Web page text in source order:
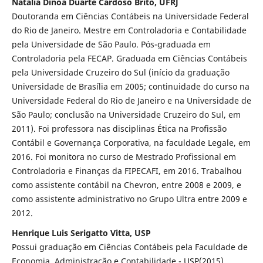
Doutoranda em Ciências Contábeis na Universidade Federal
do Rio de Janeiro. Mestre em Controladoria e Contabilidade
pela Universidade de São Paulo. Pós-graduada em
Controladoria pela FECAP. Graduada em Ciências Contábeis
pela Universidade Cruzeiro do Sul (início da graduação
Universidade de Brasília em 2005; continuidade do curso na
Universidade Federal do Rio de Janeiro e na Universidade de
São Paulo; conclusão na Universidade Cruzeiro do Sul, em
2011). Foi professora nas disciplinas Ética na Profissão
Contábil e Governança Corporativa, na faculdade Legale, em
2016. Foi monitora no curso de Mestrado Profissional em
Controladoria e Finanças da FIPECAFI, em 2016. Trabalhou
como assistente contábil na Chevron, entre 2008 e 2009, e
como assistente administrativo no Grupo Ultra entre 2009 e
2012.
Henrique Luis Serigatto Vitta, USP
Possui graduação em Ciências Contábeis pela Faculdade de